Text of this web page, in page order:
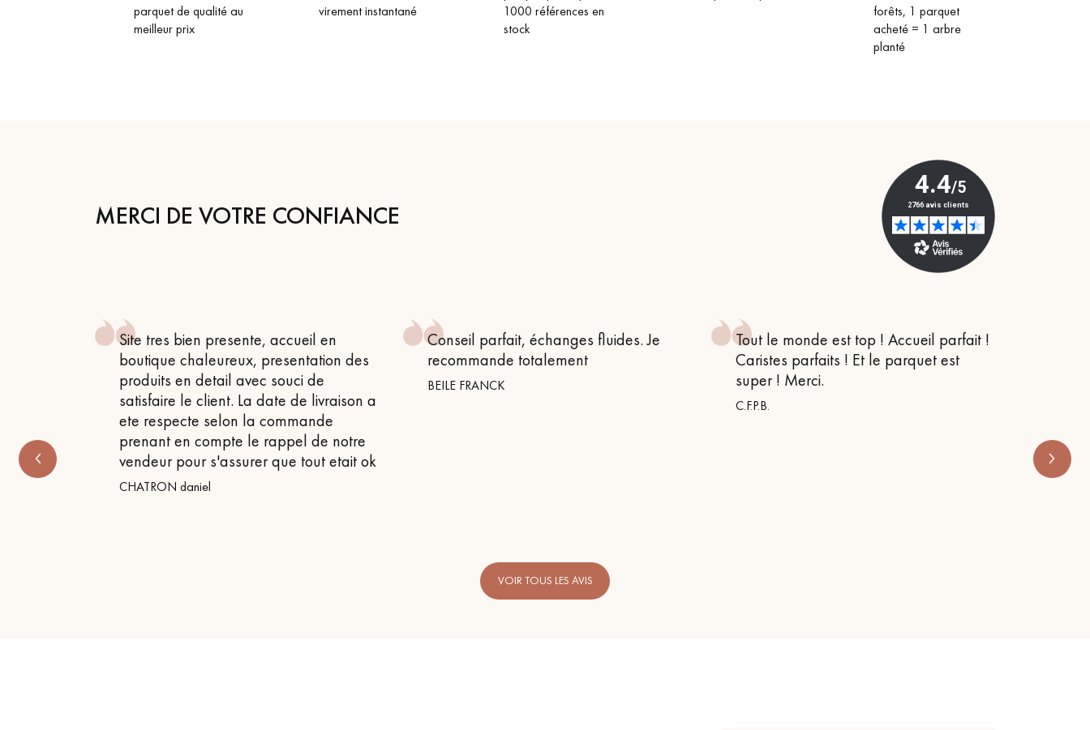
parquet de qualité au
meilleur prix
virement instantané
1000 références en
stock
forêts, 1 parquet
acheté = 1 arbre
planté
MERCI DE VOTRE CONFIANCE
Site tres bien presente, accueil en
boutique chaleureux, presentation des
produits en detail avec souci de
satisfaire le client. La date de livraison a
ete respecte selon la commande
prenant en compte le rappel de notre
vendeur pour s'assurer que tout etait ok
CHATRON daniel
Conseil parfait, échanges fluides. Je
recommande totalement
BEILE FRANCK
Tout le monde est top ! Accueil parfait !
Caristes parfaits ! Et le parquet est
super ! Merci.
C.F.P.B.
VOIR TOUS LES AVIS